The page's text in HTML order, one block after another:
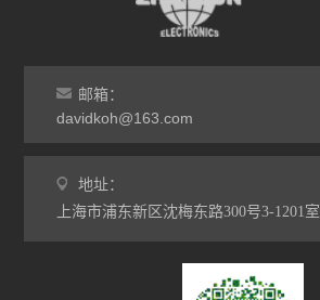
邮箱：
davidkoh@163.com
地址：
上海市浦东新区沈梅东路300号3-1201室